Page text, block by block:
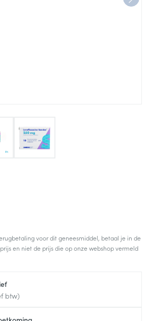
voor dit geneesmiddel, betaal je in de
en niet de prijs die op onze webshop vermeld
btw)